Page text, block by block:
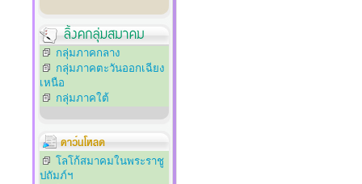
กลุ่มภาคกลาง
กลุ่มภาคตะวันออกเฉียง
เหนือ
กลุ่มภาคใต้
โลโก้สมาคมในพระราชู
ปถัมภ์ฯ